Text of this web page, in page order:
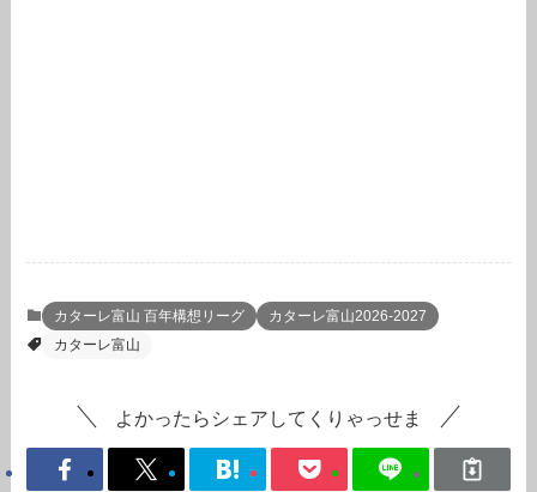
カターレ富山 百年構想リーグ
カターレ富山2026-2027
カターレ富山
よかったらシェアしてくりゃっせま